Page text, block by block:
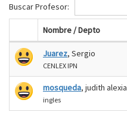
Buscar Profesor:
Nombre / Depto
Juarez, Sergio
CENLEX IPN
mosqueda, judith alexia
ingles